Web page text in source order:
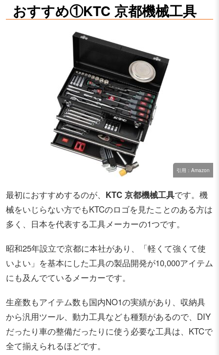
おすすめ①KTC 京都機械工具
引用：Amazon
最初におすすめするのが、 KTC 京都機械工具です。機
械をいじらない方でもKTCのロゴを見たことのある方は
多く、日本を代表する工具メーカーの1つです。
昭和25年設立で京都に本社があり、「軽くて強くて使
いよい」を基本にした工具の製品開発が10,000アイテム
にも及んでているメーカーです。
生産数もアイテム数も国内NO1の実績があり、収納具
から汎用ツール、動力工具なども種類があるので、DIY
だったり車の整備だったりに使う必要な工具は、KTCで
全て揃えられるほどです。